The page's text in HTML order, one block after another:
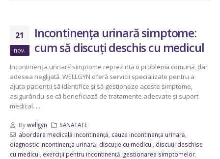
21
nov.
Incontinența urinară simptome:
cum să discuți deschis cu medicul
Incontinența urinară simptome reprezintă o problemă comună, dar
adesea neglijată. WELLGYN oferă servicii specializate pentru a
ajuta pacienții să identifice și să gestioneze aceste simptome,
asigurându-se că beneficiază de tratamente adecvate și suport
medical. ...
Bywellgyn
SANATATE
abordare medicală incontinență cauze incontinența urinară
diagnostic incontinența urinară discuție cu medicul discuții deschise
cu medicul exerciții pentru incontinență gestionarea simptomelor